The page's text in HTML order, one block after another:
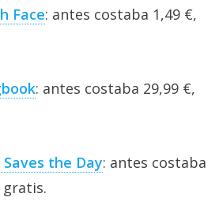
Face: antes costaba 1,49 €,
: antes costaba 29,99 €,
the Day: antes costaba
gratis.